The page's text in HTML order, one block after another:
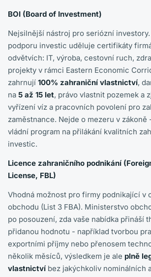
BOI (Board of Investment)
Nejsilnější nástroj pro seriózní
podporu investic uděluje certifikáty
odvětvích: IT, výroba, cestovní ruch,
projekty v rámci Eastern Economic
zahrnují 100% zahraniční vlastnictví,
na 5 až 15 let, právo vlastnit pozemek a
vyřízení víz a pracovních povolení pro
zaměstnance. Nejde o mezeru v
vládní program na přilákání kvalitních
investic.
Licence zahraničního podnikání
License, FBL)
Vhodná možnost pro firmy podnikající v
obchodu (List 3 FBA). Ministerstvo
po posouzení, zda vaše nabídka přináší
přidanou hodnotu - například tvorbou
exportními příjmy nebo přenosem
několik měsíců, výsledkem je ale plně
vlastnictví bez jakýchkoliv nominálních